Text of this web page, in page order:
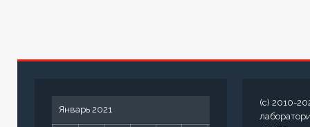
Январь 2021
(c) 2010-